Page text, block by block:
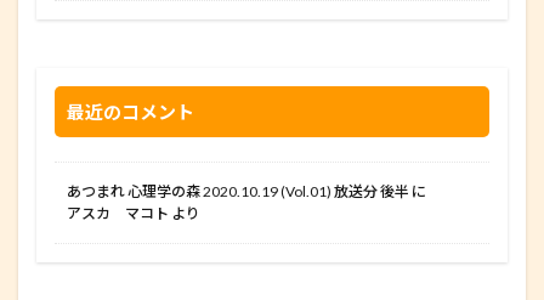
最近のコメント
あつまれ 心理学の森 2020.10.19 (Vol.01) 放送分 後半 に
アスカ マコト より